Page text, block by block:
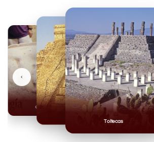
Toltecas
Olmecas
‹